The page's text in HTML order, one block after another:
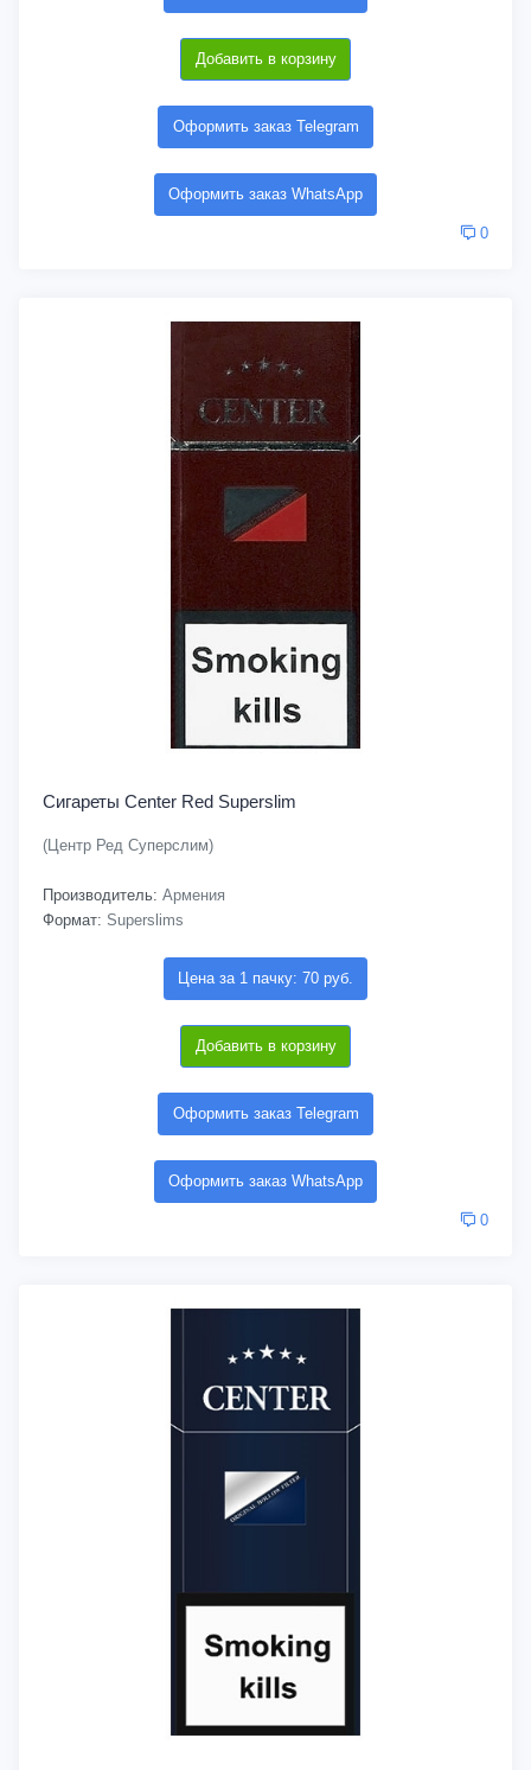
Добавить в корзину
Оформить заказ Telegram
Оформить заказ WhatsApp
0
Сигареты Center Red Superslim
(Центр Ред Суперслим)
Производитель: Армения
Формат: Superslims
Цена за 1 пачку: 70 руб.
Добавить в корзину
Оформить заказ Telegram
Оформить заказ WhatsApp
0